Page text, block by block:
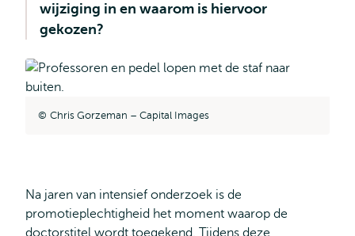
wijziging in en waarom is hiervoor
gekozen?
Chris Gorzeman – Capital Images
Na jaren van intensief onderzoek is de
promotieplechtigheid het moment waarop de
doctorstitel wordt toegekend. Tijdens deze